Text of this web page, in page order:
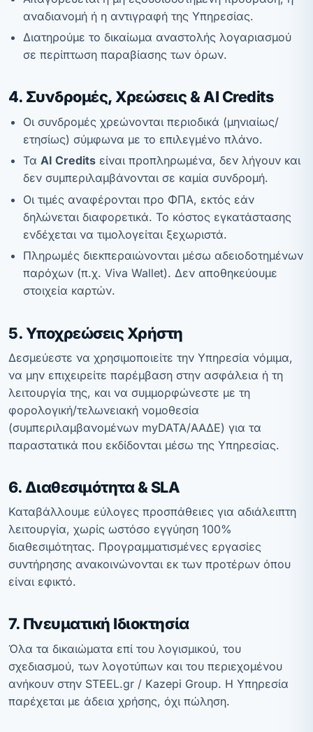
αναδιανομή ή η αντιγραφή της Υπηρεσίας.
Διατηρούμε το δικαίωμα αναστολής λογαριασμού
σε περίπτωση παραβίασης των όρων.
4. Συνδρομές, Χρεώσεις & AI Credits
Οι συνδρομές χρεώνονται περιοδικά (μηνιαίως/
ετησίως) σύμφωνα με το επιλεγμένο πλάνο.
Τα AI Creditsείναι προπληρωμένα, δεν λήγουν και
δεν συμπεριλαμβάνονται σε καμία συνδρομή.
Οι τιμές αναφέρονται προ ΦΠΑ, εκτός εάν
δηλώνεται διαφορετικά. Το κόστος εγκατάστασης
ενδέχεται να τιμολογείται ξεχωριστά.
Πληρωμές διεκπεραιώνονται μέσω αδειοδοτημένων
παρόχων (π.χ. Viva Wallet). Δεν αποθηκεύουμε
στοιχεία καρτών.
5. Υποχρεώσεις Χρήστη
Δεσμεύεστε να χρησιμοποιείτε την Υπηρεσία νόμιμα,
να μην επιχειρείτε παρέμβαση στην ασφάλεια ή τη
λειτουργία της, και να συμμορφώνεστε με τη
φορολογική/τελωνειακή νομοθεσία
(συμπεριλαμβανομένων myDATA/ΑΑΔΕ) για τα
παραστατικά που εκδίδονται μέσω της Υπηρεσίας.
6. Διαθεσιμότητα & SLA
Καταβάλλουμε εύλογες προσπάθειες για αδιάλειπτη
λειτουργία, χωρίς ωστόσο εγγύηση 100%
διαθεσιμότητας. Προγραμματισμένες εργασίες
συντήρησης ανακοινώνονται εκ των προτέρων όπου
είναι εφικτό.
7. Πνευματική Ιδιοκτησία
Όλα τα δικαιώματα επί του λογισμικού, του
σχεδιασμού, των λογοτύπων και του περιεχομένου
ανήκουν στην STEEL.gr / Kazepi Group. Η Υπηρεσία
παρέχεται με άδεια χρήσης, όχι πώληση.